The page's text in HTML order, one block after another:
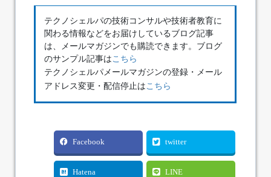
テクノシェルパの技術コンサルや技術者教育に
関わる情報などをお届けしているブログ記事
は、メールマガジンでも購読できます。ブログ
のサンプル記事は こちら
テクノシェルパメールマガジンの登録・メール
アドレス変更・配信停止は こちら
Facebook twitter
Hatena LINE